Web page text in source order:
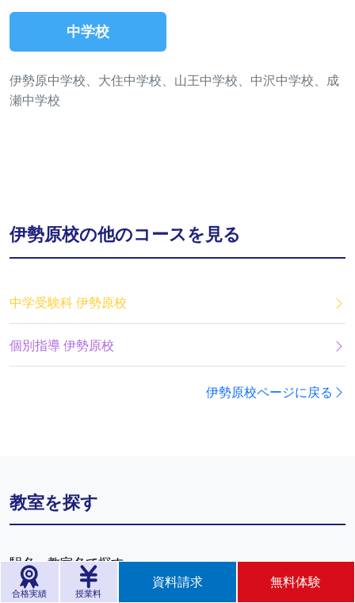
中学校
伊勢原中学校、大住中学校、山王中学校、中沢中学校、成
瀬中学校
伊勢原校の他のコースを見る
中学受験科 伊勢原校
個別指導 伊勢原校
伊勢原校ページに戻る
教室を探す
駅名・教室名で探す
お近くの駅名、もしくは教室名をご入力ください。
合格実績 授業料
資料請求 無料体験